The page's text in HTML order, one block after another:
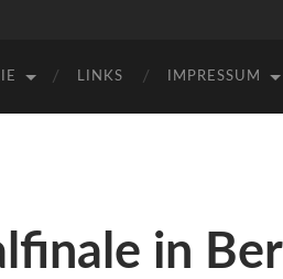
LINKS IMPRESSUM
in